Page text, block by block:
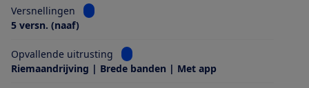
Versnellingen
Bekijk informatie voor Versnellingen
5 versn. (naaf)
Opvallende uitrusting
Bekijk informatie voor Opvallende
Riemaandrijving | Brede banden | Met app